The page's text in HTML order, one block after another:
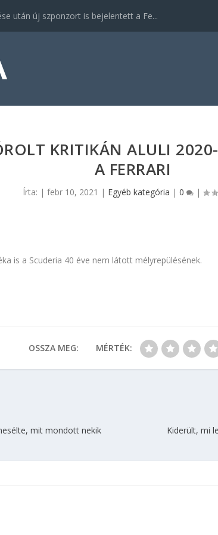
után új szponzort is bejelentett a Fe...
KRITIKÁN ALULI 2020-
A FERRARI
Írta: |febr 10, 2021 | Egyéb kategória |0 |
is a Scuderia 40 éve nem látott mélyrepülésének.
OSSZA MEG: MÉRTÉK:
mit mondott nekik
Kiderült, mi